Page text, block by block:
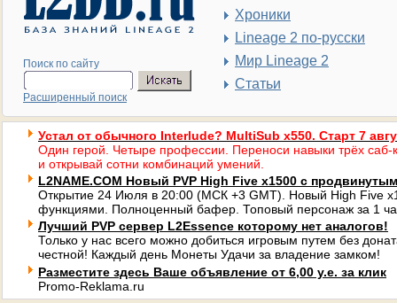
Поиск по сайту
Расширенный поиск
Хроники
Lineage 2 по-русски
Мир Lineage 2
Статьи
Устал от обычного Interlude? MultiSub x550. Старт 7
Один герой. Четыре профессии. Переноси навыки трёх саб-
и открывай сотни комбинаций умений.
L2NAME.COM Новый PVP High Five x1500 с
Открытие 24 Июля в 20:00 (МСК +3 GMT). Новый High Five
функциями. Полноценный бафер. Топовый персонаж за 1
Лучший PVP сервер L2Essence которому нет аналогов!
Только у нас всего можно добиться игровым путем без
честной! Каждый день Монеты Удачи за владение замком!
Разместите здесь Ваше объявление от 6,00 у.е. за клик
Promo-Reklama.ru